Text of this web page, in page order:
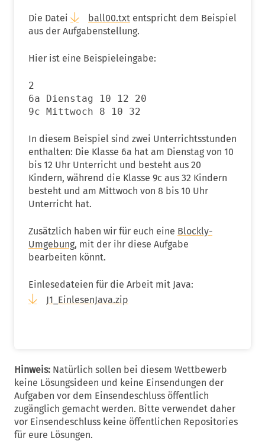
Die Datei ball00.txt entspricht dem Beispiel
aus der Aufgabenstellung.
Hier ist eine Beispieleingabe:
2
6a Dienstag 10 12 20
9c Mittwoch 8 10 32
In diesem Beispiel sind zwei Unterrichtsstunden
enthalten: Die Klasse 6a hat am Dienstag von 10
bis 12 Uhr Unterricht und besteht aus 20
Kindern, während die Klasse 9c aus 32 Kindern
besteht und am Mittwoch von 8 bis 10 Uhr
Unterricht hat.
Zusätzlich haben wir für euch eine Blockly-
Umgebung, mit der ihr diese Aufgabe
bearbeiten könnt.
Einlesedateien für die Arbeit mit Java:
J1_EinlesenJava.zip
Hinweis: Natürlich sollen bei diesem Wettbewerb
keine Lösungsideen und keine Einsendungen der
Aufgaben vor dem Einsendeschluss öffentlich
zugänglich gemacht werden. Bitte verwendet daher
vor Einsendeschluss keine öffentlichen Repositories
für eure Lösungen.